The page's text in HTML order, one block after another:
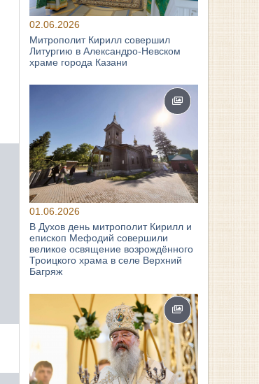
02.06.2026
Митрополит Кирилл совершил
Литургию в Александро-Невском
храме города Казани
01.06.2026
В Духов день митрополит Кирилл и
епископ Мефодий совершили
великое освящение возрождённого
Троицкого храма в селе Верхний
Багряж